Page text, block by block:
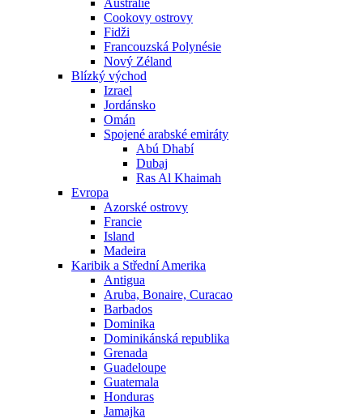
Cookovy ostrovy
Fidži
Francouzská Polynésie
Nový Zéland
Blízký východ
Izrael
Jordánsko
Omán
Spojené arabské emiráty
Abú Dhabí
Dubaj
Ras Al Khaimah
Evropa
Azorské ostrovy
Francie
Island
Madeira
Karibik a Střední Amerika
Antigua
Aruba, Bonaire, Curacao
Barbados
Dominika
Dominikánská republika
Grenada
Guadeloupe
Guatemala
Honduras
Jamajka